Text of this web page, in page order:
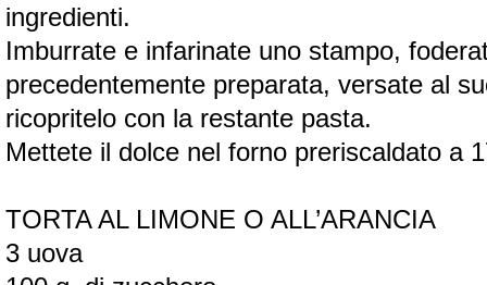
ingredienti.
Imburrate e infarinate uno stampo,
precedentemente preparata, versate al
ricopritelo con la restante pasta.
Mettete il dolce nel forno preriscaldato a
TORTA AL LIMONE O ALL’ARANCIA
3 uova